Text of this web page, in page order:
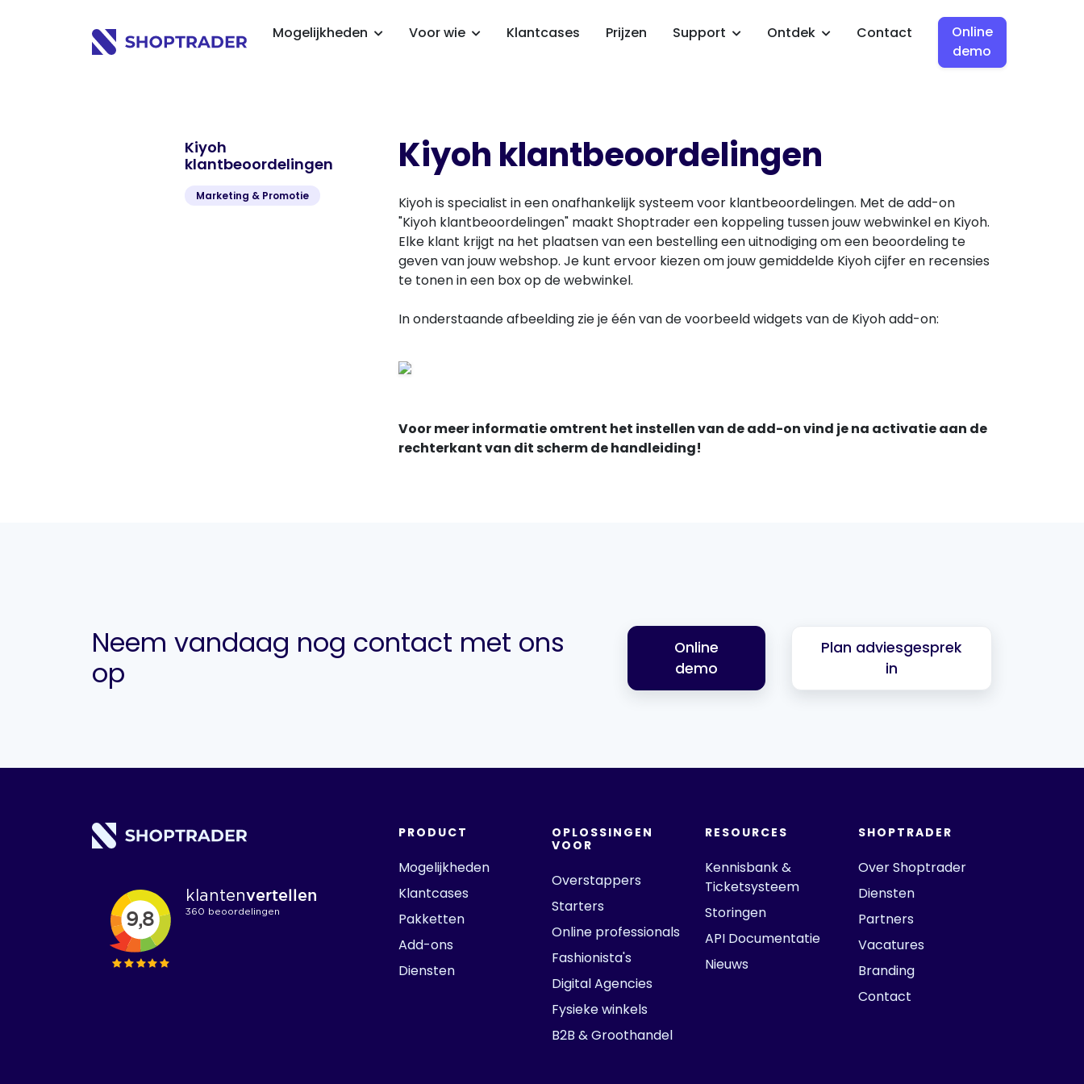
Mogelijkheden Voor wie Klantcases Prijzen Support Ontdek Contact
Online
demo
Kiyoh
klantbeoordelingen
Marketing & Promotie
Kiyoh klantbeoordelingen
Kiyoh is specialist in een onafhankelijk systeem voor klantbeoordelingen. Met de add-on
"Kiyoh klantbeoordelingen" maakt Shoptrader een koppeling tussen jouw webwinkel en Kiyoh.
Elke klant krijgt na het plaatsen van een bestelling een uitnodiging om een beoordeling te
geven van jouw webshop. Je kunt ervoor kiezen om jouw gemiddelde Kiyoh cijfer en recensies
te tonen in een box op de webwinkel.
In onderstaande afbeelding zie je één van de voorbeeld widgets van de Kiyoh add-on:
Voor meer informatie omtrent het instellen van de add-on vind je na activatie aan de
rechterkant van dit scherm de handleiding!
Neem vandaag nog contact met ons
op
Online
demo
Plan adviesgesprek
in
PRODUCT
Mogelijkheden
Klantcases
Pakketten
Add-ons
Diensten
OPLOSSINGEN
VOOR
Overstappers
Starters
Online professionals
Fashionista's
Digital Agencies
Fysieke winkels
B2B & Groothandel
RESOURCES
Kennisbank &
Ticketsysteem
Storingen
API Documentatie
Nieuws
SHOPTRADER
Over Shoptrader
Diensten
Partners
Vacatures
Branding
Contact